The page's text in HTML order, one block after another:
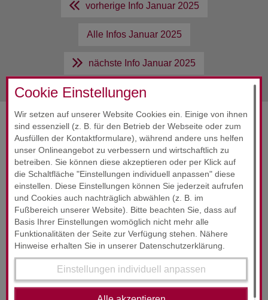
Cookie Einstellungen
Wir setzen auf unserer Website Cookies ein. Einige von ihnen
sind essenziell (z. B. für den Betrieb der Webseite oder zum
Ausfüllen der Kontaktformulare), während andere uns helfen
unser Onlineangebot zu verbessern und wirtschaftlich zu
betreiben. Sie können diese akzeptieren oder per Klick auf
die Schaltfläche "Einstellungen individuell anpassen" diese
einstellen. Diese Einstellungen können Sie jederzeit aufrufen
und Cookies auch nachträglich abwählen (z. B. im
Fußbereich unserer Website). Bitte beachten Sie, dass auf
Basis Ihrer Einstellungen womöglich nicht mehr alle
Funktionalitäten der Seite zur Verfügung stehen. Nähere
Hinweise erhalten Sie in unserer Datenschutzerklärung.
Einstellungen individuell anpassen
vorherige Info Januar 2025
Alle Infos Januar 2025
nächste Info Januar 2025
SERVICES & ENGAGEMENT
RUND­UM-SORG­LOS-PAKET
24-Stunden-Service
Wir wollen, dass Sie sich jederzeit gut beraten fühlen.
Unsere Zufriedenheitsgarantie!